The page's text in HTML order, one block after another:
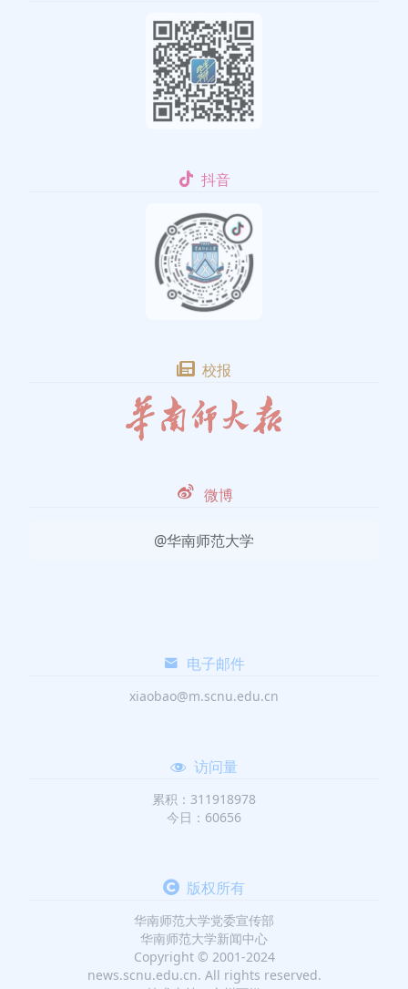
抖音
校报
微博
@华南师范大学
电子邮件
xiaobao@m.scnu.edu.cn
访问量
累积：311918978
今日：60656
版权所有
华南师范大学党委宣传部
华南师范大学新闻中心
Copyright © 2001-2024
news.scnu.edu.cn. All rights reserved.